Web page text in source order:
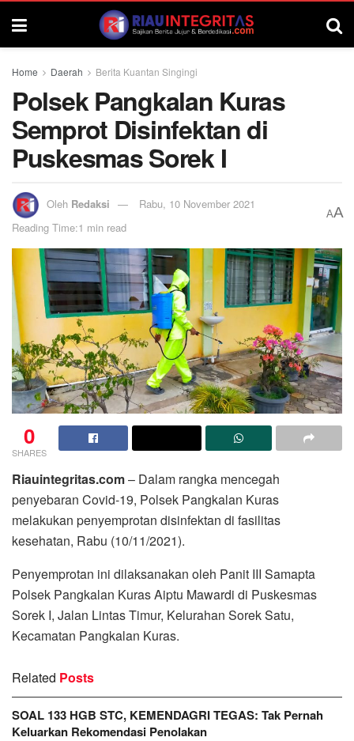
Home Daerah Berita Kuantan Singingi
Polsek Pangkalan Kuras
Semprot Disinfektan di
Puskesmas Sorek I
Oleh Redaksi
Rabu, 10 November 2021
Reading Time:1 min read
AA
0
SHARES
Riauintegritas.com– Dalam rangka mencegah
penyebaran Covid-19, Polsek Pangkalan Kuras
melakukan penyemprotan disinfektan di fasilitas
kesehatan, Rabu (10/11/2021).
Penyemprotan ini dilaksanakan oleh Panit III Samapta
Polsek Pangkalan Kuras Aiptu Mawardi di Puskesmas
Sorek I, Jalan Lintas Timur, Kelurahan Sorek Satu,
Kecamatan Pangkalan Kuras.
Related Posts
SOAL 133 HGB STC, KEMENDAGRI TEGAS: Tak Pernah
Keluarkan Rekomendasi Penolakan